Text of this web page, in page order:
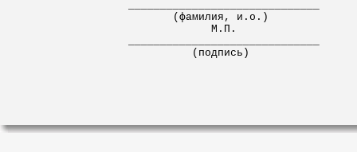
(фамилия, и. о .)
М.П.
(подпись)